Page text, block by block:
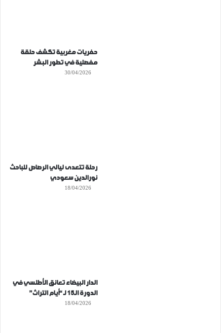
حفريات مغربية تكشف حلقة
مفصلية في تطور البشر
30/04/2026
رحلة تتعدى ليالي الرصاص للباحث
نورالدين سعودي
18/04/2026
الدار البيضاء تعانق الأطلسي في
الدورة الـ15 لـ “أيام التراث”
18/04/2026